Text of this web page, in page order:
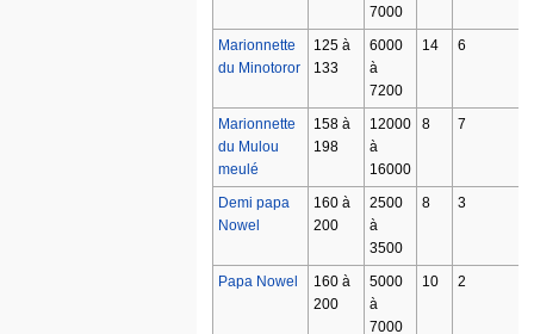
7000
Marionnette
du Minotoror
125 à
133
6000
à
7200
14 6
Marionnette
du Mulou
meulé
158 à
198
12000
à
16000
8 7
Demi papa
Nowel
160 à
200
2500
à
3500
8 3
Papa Nowel
160 à
200
5000
à
7000
10 2